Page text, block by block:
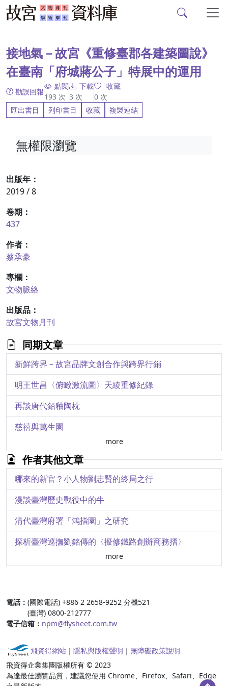
接地氣－故宮《重修臺郡各建築圖說》
在臺南「府城蔣公子」特展中的運用
勘誤回報
點閱
193 次
下載
3 次
收藏
0 次
匯出書目
列印書目 收藏 複製連結
出版年：
2019 / 8
卷期：
437
作者：
蔡承豪
專欄：
文物脈絡
出版品：
故宮文物月刊
同期文章
新鮮跨界－故宮品牌文創合作與跨界行銷
明王世昌〈俯瞰激流圖〉天綾重修紀錄
再談唐代鉛釉陶枕
慈禧與萬生園
秋花猶似綺羅鮮－〈繡盆菊詩意簾〉裝飾紋樣探析
生命力的象徵－淺談古代中美洲的玉文化
走入時光甬道－戲劇詮釋於博物館小志工導覽培訓之應用
友善故宮．務實改革－吳密察院長專訪
親切友善
more
作者其他文章
哪來的新官？小人物劉志賢的終局之行
漫談臺灣歷史戰役中的牛
清代臺灣府署「鴻指園」之研究
探析臺灣巡撫劉銘傳的〈擬修鐵路創辦商務摺〉
實業家、蒐藏家、政治家 －「阿部房次郎」的臺灣足跡
論哲與餘韻 － 王世貞的孔廟從祀哲儒之議
「築城風雲：清代文獻與圖像中的臺灣諸城」展概介
解京要犯林爽文供單
奏進番茉莉等物清單摺
more
無權限瀏覽
電話： (國際電話) +886 2 2658-9252 分機521
(臺灣) 0800-212777
電子信箱： npm@flysheet.com.tw
飛資得網站 ｜ 隱私與版權聲明 ｜ 無障礙政策說明
飛資得企業集團版權所有 © 2023
為達最佳瀏覽品質，建議您使用 Chrome、Firefox、Safari、Edge